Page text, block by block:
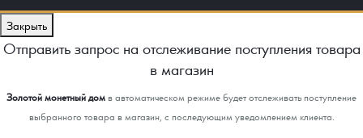
Закрыть
Отправить запрос на отслеживание поступления товара
в магазин
Золотой монетный домв автоматическом режиме будет отслеживать поступление
выбранного товара в магазин, с последующим уведомлением клиента.